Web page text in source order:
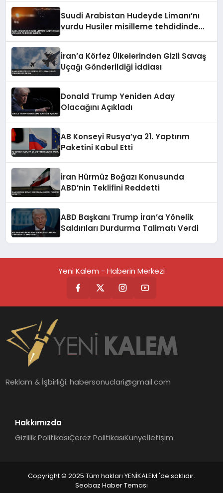
Suudi Arabistan Hudeyde Limanı’nı
vurdu Husiler misilleme tehdidinde
İran’a Körfez Ülkelerinden Gizli Savaş
Uçağı Gönderildiği İddiası
Donald Trump Yeniden Aday
Olacağını Açıkladı
AB Konseyi Rusya’ya 21. Yaptırım
Paketini Kabul Etti
İran Hürmüz Boğazı Konusunda
ABD’nin Teklifini Reddetti
ABD Başkanı Trump İran’a Yönelik
Saldırıları Durdurma Talimatı Verdi
Yeni Kalem - Haberin Merkezi
Reklam & İşbirliği:habersonuclari@gmail.com
Hakkımızda
Gizlilik PolitikasıÇerez PolitikasıKünyeİletişim
Copyright © 2025 Tüm hakları YENİKALEM 'de saklıdır.
Seobaz Haber Teması